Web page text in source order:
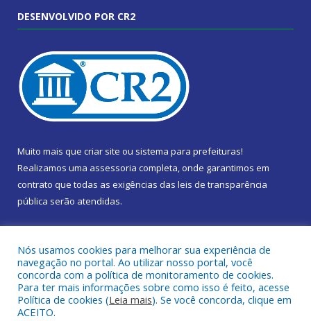
DESENVOLVIDO POR CR2
Muito mais que criar site ou sistema para prefeituras!
Realizamos uma assessoria completa, onde garantimos em
contrato que todas as exigências das leis de transparência
pública serão atendidas.
Todos os direitos reservados a Câmara Municipal de Marapanim.
Nós usamos cookies para melhorar sua experiência de
navegação no portal. Ao utilizar nosso portal, você
concorda com a política de monitoramento de cookies.
Para ter mais informações sobre como isso é feito, acesse
Política de cookies (Leia mais). Se você concorda, clique em
ACEITO.